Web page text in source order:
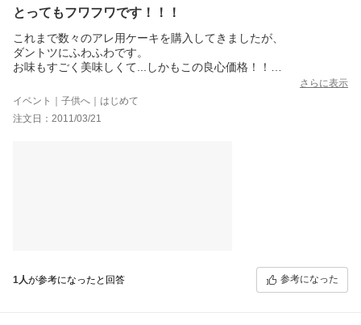
とってもフワフワです！！！
これまで数々のアレ用ケーキを購入してきましたが、
ダントツにふわふわです。
お味もすごく美味しくて...しかもこの良心価格！！
あと個装の箱の上の空間に余裕があるので、
デコレーションしても、ちゃんと箱に収まります。
子供は箱からでてくるワクワク感も楽しかったようです。
さらに表示
イベント｜子供へ｜はじめて
注文日：2011/03/21
1人が参考になったと回答 参考になった